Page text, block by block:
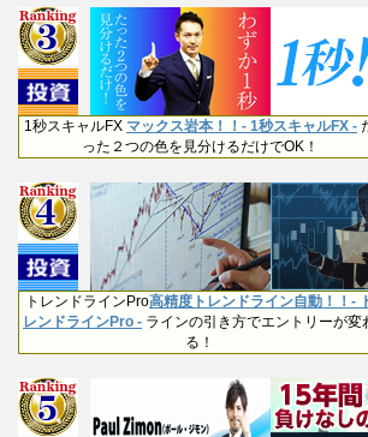
1秒スキャルFX マックス岩本！！- 1秒スキャルFX -
った２つの色を見分けるだけでOK！
トレンドラインPro高精度トレンドライン自動！！-
レンドラインPro - ラインの引き方でエントリーが変
る！